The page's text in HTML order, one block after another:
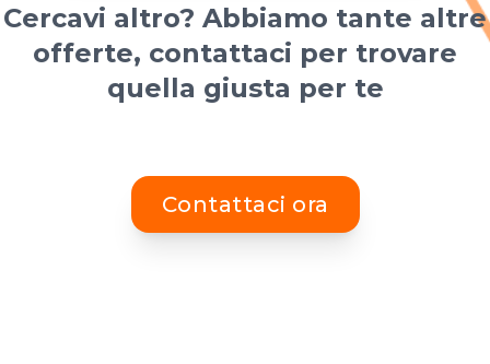
Cercavi altro? Abbiamo tante altre
offerte, contattaci per trovare
quella giusta per te
Contattaci ora